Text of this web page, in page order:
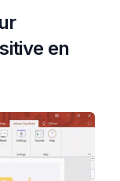
en